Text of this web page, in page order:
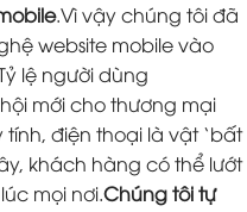
.Vì vậy chúng tôi đã
website mobile vào
lệ người dùng
mới cho thương mại
điện thoại là vật ‘bất
khách hàng có thể lướt
mọi nơi.Chúng tôi tự